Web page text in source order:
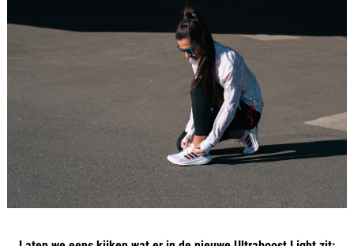
of
zijn
meest…
5. 8. 2026
•
5 min. lezen
Plantar